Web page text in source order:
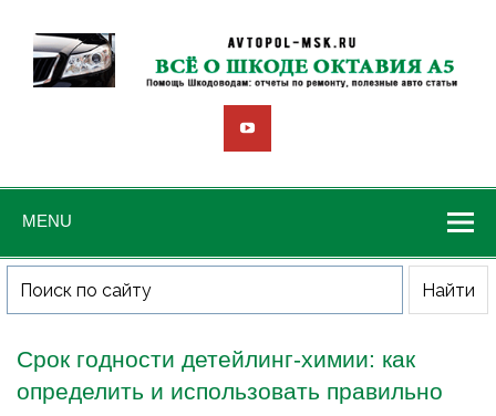
MENU
Срок годности детейлинг‑химии: как
определить и использовать правильно